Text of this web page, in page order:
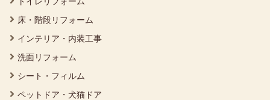
床・階段リフォーム
インテリア・内装工事
洗面リフォーム
シート・フィルム
ペットドア・犬猫ドア